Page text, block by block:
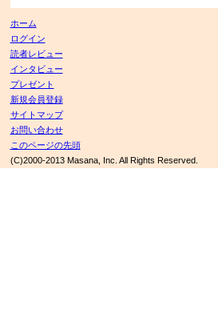
ホーム
ログイン
読者レビュー
インタビュー
プレゼント
新規会員登録
サイトマップ
お問い合わせ
このページの先頭
(C)2000-2013 Masana, Inc. All Rights Reserved.